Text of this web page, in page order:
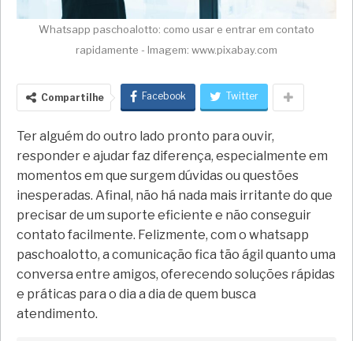
Whatsapp paschoalotto: como usar e entrar em contato
rapidamente - Imagem: www.pixabay.com
Compartilhe Facebook Twitter
Ter alguém do outro lado pronto para ouvir,
responder e ajudar faz diferença, especialmente em
momentos em que surgem dúvidas ou questões
inesperadas. Afinal, não há nada mais irritante do que
precisar de um suporte eficiente e não conseguir
contato facilmente. Felizmente, com o whatsapp
paschoalotto, a comunicação fica tão ágil quanto uma
conversa entre amigos, oferecendo soluções rápidas
e práticas para o dia a dia de quem busca
atendimento.